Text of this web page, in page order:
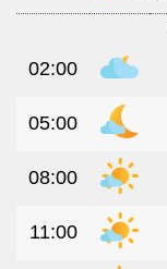
02:00
05:00
08:00
11:00